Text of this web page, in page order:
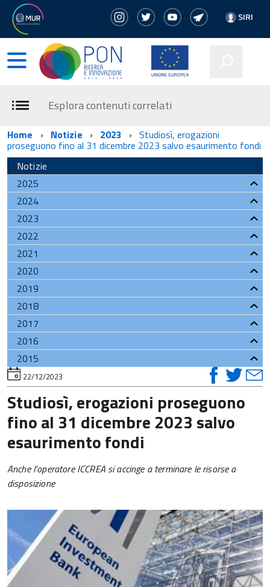
SIRI
Esplora contenuti correlati
Home Notizie 2023 Studiosì, erogazioni
proseguono fino al 31 dicembre 2023 salvo esaurimento fondi
Notizie
2025
2024
2023
2022
2021
2020
2019
2018
2017
2016
2015
torna
all'inizio
del
contenuto
22/12/2023
susu
Studiosì, erogazioni proseguono
fino al 31 dicembre 2023 salvo
esaurimento fondi
Anche l’operatore ICCREA si accinge a terminare le risorse a
disposizione